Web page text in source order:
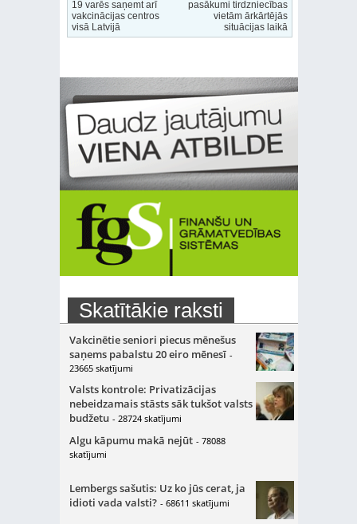
19 varēs saņemt arī
vakcinācijas centros
visā Latvijā
pasākumi tirdzniecības
vietām ārkārtējās
situācijas laikā
Skatītākie raksti
Vakcinētie seniori piecus mēnešus
saņems pabalstu 20 eiro mēnesī -
23665 skatījumi
Valsts kontrole: Privatizācijas
nebeidzamais stāsts sāk tukšot valsts
budžetu - 28724 skatījumi
Algu kāpumu makā nejūt - 78088
skatījumi
Lembergs sašutis: Uz ko jūs cerat, ja
idioti vada valsti? - 68611 skatījumi